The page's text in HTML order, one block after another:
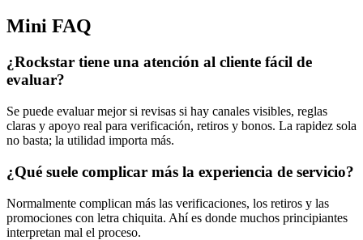
Mini FAQ
¿Rockstar tiene una atención al cliente fácil de
evaluar?
Se puede evaluar mejor si revisas si hay canales visibles, reglas
claras y apoyo real para verificación, retiros y bonos. La rapidez sola
no basta; la utilidad importa más.
¿Qué suele complicar más la experiencia de servicio?
Normalmente complican más las verificaciones, los retiros y las
promociones con letra chiquita. Ahí es donde muchos principiantes
interpretan mal el proceso.